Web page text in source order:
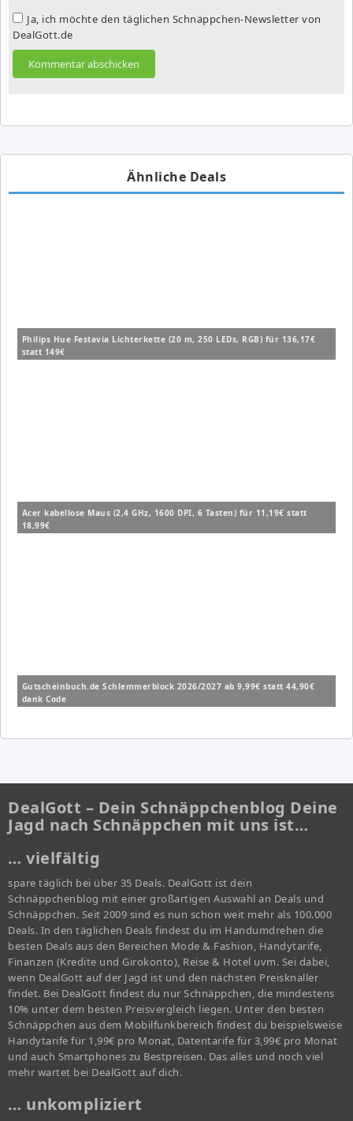
Ja, ich möchte den täglichen Schnäppchen-Newsletter von
DealGott.de
Ähnliche Deals
Philips Hue Festavia Lichterkette (20 m, 250 LEDs, RGB) für 136,17€
statt 149€
Acer kabellose Maus (2,4 GHz, 1600 DPI, 6 Tasten) für 11,19€ statt
18,99€
Gutscheinbuch.de Schlemmerblock 2026/2027 ab 9,99€ statt 44,90€
dank Code
DealGott – Dein Schnäppchenblog Deine
Jagd nach Schnäppchen mit uns ist…
… vielfältig
spare täglich bei über 35 Deals. DealGott ist dein
Schnäppchenblog mit einer großartigen Auswahl an Deals und
Schnäppchen. Seit 2009 sind es nun schon weit mehr als 100.000
Deals. In den täglichen Deals findest du im Handumdrehen die
besten Deals aus den Bereichen Mode & Fashion, Handytarife,
Finanzen (Kredite und Girokonto), Reise & Hotel uvm. Sei dabei,
wenn DealGott auf der Jagd ist und den nächsten Preisknaller
findet. Bei DealGott findest du nur Schnäppchen, die mindestens
10% unter dem besten Preisvergleich liegen. Unter den besten
Schnäppchen aus dem Mobilfunkbereich findest du beispielsweise
Handytarife für 1,99€ pro Monat, Datentarife für 3,99€ pro Monat
und auch Smartphones zu Bestpreisen. Das alles und noch viel
mehr wartet bei DealGott auf dich.
… unkompliziert